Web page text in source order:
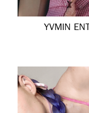
YVMIN